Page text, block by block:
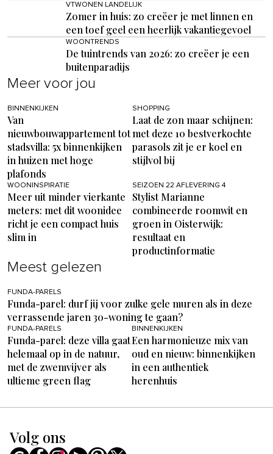
VTWONEN LANDELIJK
Zomer in huis: zo creëer je met linnen en
een toef geel een heerlijk vakantiegevoel
WOONTRENDS
De tuintrends van 2026: zo creëer je een
buitenparadijs
Meer voor jou
BINNENKIJKEN
Van
nieuwbouwappartement tot
stadsvilla: 5x binnenkijken
in huizen met hoge
plafonds
SHOPPING
Laat de zon maar schijnen:
met deze 10 bestverkochte
parasols zit je er koel en
stijlvol bij
WOONINSPIRATIE
Meer uit minder vierkante
meters: met dit woonidee
richt je een compact huis
slim in
SEIZOEN 22 AFLEVERING 4
Stylist Marianne
combineerde roomwit en
groen in Oisterwijk:
resultaat en
productinformatie
Meest gelezen
FUNDA-PARELS
Funda-parel: durf jij voor zulke gele muren als in deze
verrassende jaren 30-woning te gaan?
FUNDA-PARELS
Funda-parel: deze villa gaat
helemaal op in de natuur,
met de zwemvijver als
ultieme green flag
BINNENKIJKEN
Een harmonieuze mix van
oud en nieuw: binnenkijken
in een authentiek
herenhuis
Volg ons